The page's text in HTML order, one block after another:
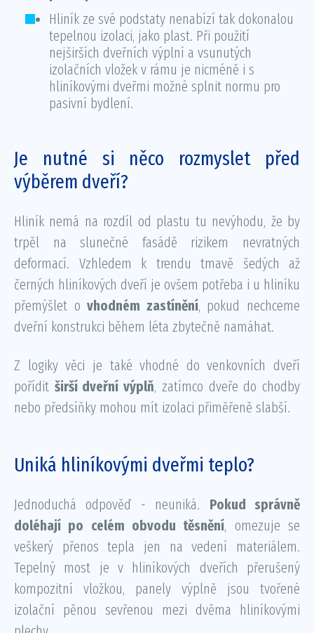
Hliník ze své podstaty nenabízí tak dokonalou
tepelnou izolaci, jako plast. Při použití
nejširších dveřních výplní a vsunutých
izolačních vložek v rámu je nicméně i s
hliníkovými dveřmi možné splnit normu pro
pasivní bydlení.
Je nutné si něco rozmyslet před
výběrem dveří?
Hliník nemá na rozdíl od plastu tu nevýhodu, že by
trpěl na slunečné fasádě rizikem nevratných
deformací. Vzhledem k trendu tmavě šedých až
černých hliníkových dveří je ovšem potřeba i u hliníku
přemýšlet ovhodném zastínění, pokud nechceme
dveřní konstrukci během léta zbytečně namáhat.
Z logiky věci je také vhodné do venkovních dveří
pořídit širší dveřní výplň, zatímco dveře do chodby
nebo předsíňky mohou mít izolaci přiměřeně slabší.
Uniká hliníkovými dveřmi teplo?
Jednoduchá odpověď - neuniká. Pokud správně
doléhají po celém obvodu těsnění, omezuje se
veškerý přenos tepla jen na vedení materiálem.
Tepelný most je v hliníkových dveřích přerušený
kompozitní vložkou, panely výplně jsou tvořené
izolační pěnou sevřenou mezi dvěma hliníkovými